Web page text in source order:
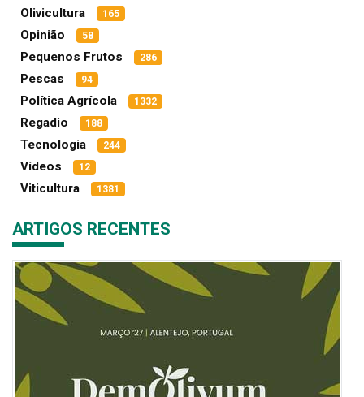
Olivicultura 165
Opinião 58
Pequenos Frutos 286
Pescas 94
Política Agrícola 1332
Regadio 188
Tecnologia 244
Vídeos 12
Viticultura 1381
ARTIGOS RECENTES